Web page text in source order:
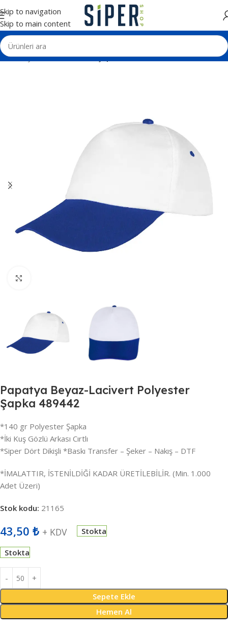
Skip to navigation
Skip to main content
Ana Sayfa Tekstil Ürünleri Şapkalar
Papatya Beyaz-Lacivert Polyester
Şapka 489442
*140 gr Polyester Şapka
*İki Kuş Gözlü Arkası Cırtlı
*Siper Dört Dikişli *Baskı Transfer – Şeker – Nakış – DTF
*İMALATTIR, İSTENİLDİĞİ KADAR ÜRETİLEBİLİR. (Min. 1.000
Adet Üzeri)
Stok kodu: 21165
43,50 ₺ + KDV Stokta
Stokta
Sepete Ekle
Hemen Al